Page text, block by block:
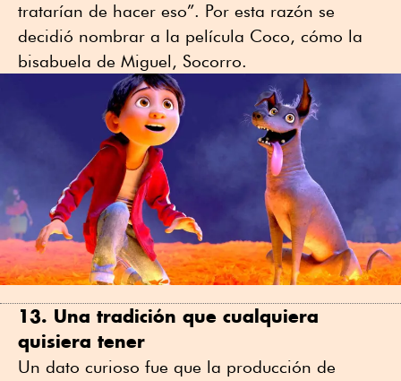
tratarían de hacer eso”. Por esta razón se
decidió nombrar a la película Coco, cómo la
bisabuela de Miguel, Socorro.
13. Una tradición que cualquiera
quisiera tener
Un dato curioso fue que la producción de